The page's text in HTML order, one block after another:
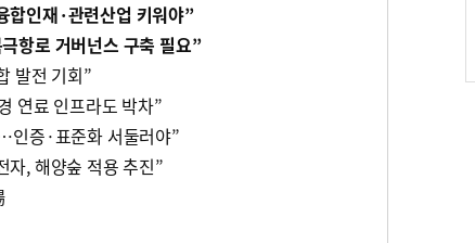
인재·관련산업 키워야”
항로 거버넌스 구축 필요”
발전 기회”
연료 인프라도 박차”
인증·표준화 서둘러야”
, 해양숲 적용 추진”